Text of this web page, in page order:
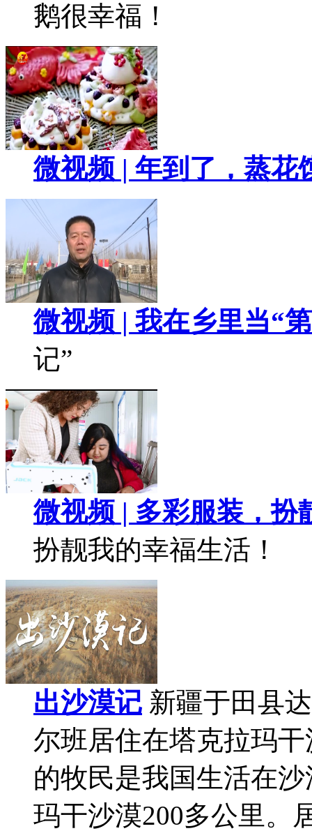
鹅很幸福！
微视频 | 年到了，蒸花
微视频 | 我在乡里当“
记”
微视频 | 多彩服装，扮
扮靓我的幸福生活！
出沙漠记 新疆于田县
尔班居住在塔克拉玛
的牧民是我国生活在
玛干沙漠200多公里。